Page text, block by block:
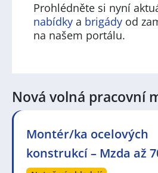
Prohlédněte si nyní
nabídky a brigády od
na našem portálu.
Nová volná pracovní
Montér/ka ocelových
konstrukcí – Mzda až